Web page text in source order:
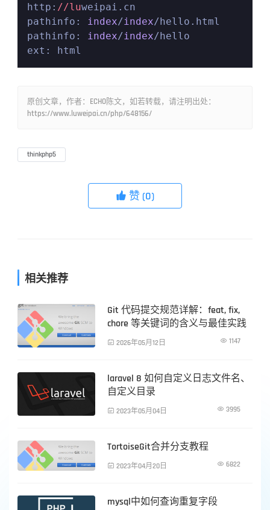
http: //luweipai.cn
pathinfo:
index/index/hello.html
pathinfo:
index/index/hello
ext: html
原创文章，作者：ECHO陈文，如若转载，请注明出处：
https://www.luweipai.cn/php/648156/
thinkphp5
 赞(0)
相关推荐
PHP技术
Git 代码提交规范详解：feat, fix,
chore 等关键词的含义与最佳实践
 2026年05月12日  1147
laravel 8 如何自定义日志文件名、
自定义目录
 2023年05月04日  3995
PHP技术 TortoiseGit合并分支教程
 2023年04月20日  6822
PHP技术 mysql中如何查询重复字段